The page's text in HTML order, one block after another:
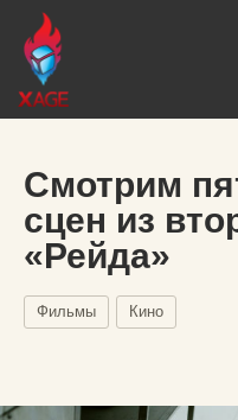
Смотрим
сцен из
«Рейда»
Фильмы Кино